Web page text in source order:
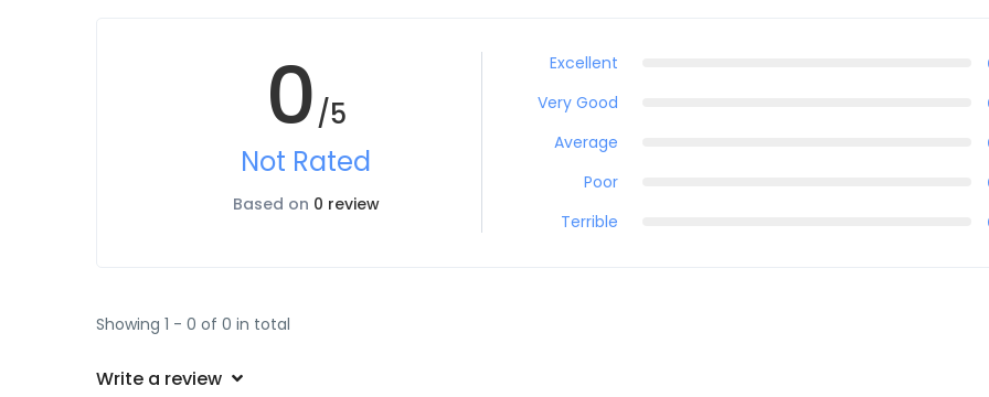
0/5
Not Rated
Based on 0 review
Excellent
Very Good
Average
Poor
Terrible
Showing 1 - 0 of 0 in total
Write a review